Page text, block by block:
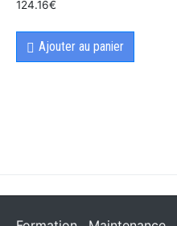
124.16€
Ajouter au panier